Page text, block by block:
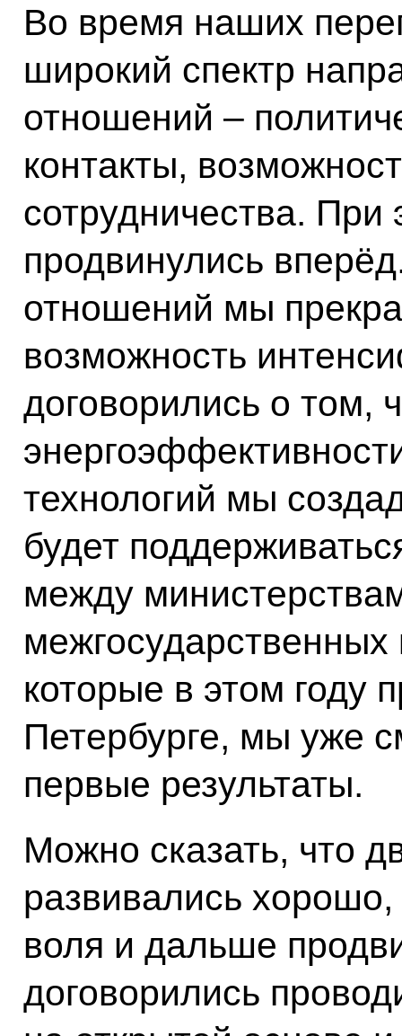
Во время наших
широкий спектр
отношений –
контакты,
сотрудничества.
продвинулись
отношений мы
возможность
договорились о том,
технологий мы
будет
между
которые в этом году
Петербурге, мы уже
первые результаты.
Можно сказать, что
развивались
воля и дальше
договорились